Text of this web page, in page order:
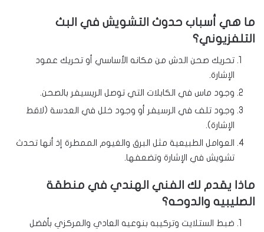
ما هي أسباب حدوث التشويش في البث
التلفزيوني؟
تحريك صحن الدش من مكانه الأساسي أو تحريك عمود
الإشارة.
وجود ماس في الكابلات التي توصل الريسيفر بالصحن.
وجود تلف في الرسيفر أو وجود خلل في العدسة (لاقط
الإشارة).
العوامل الطبيعية مثل البرق والغيوم الممطرة إذ أنها تحدث
تشويش في الإشارة وتضعفها.
ماذا يقدم لك الفني الهندي في منطقة
الصليبيه والدوحه؟
ضبط الستلايت وتركيبه بنوعيه العادي والمركزي بأفضل